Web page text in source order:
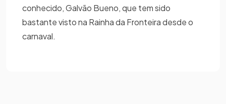
conhecido, Galvão Bueno, que tem sido
bastante visto na Rainha da Fronteira desde o
carnaval.